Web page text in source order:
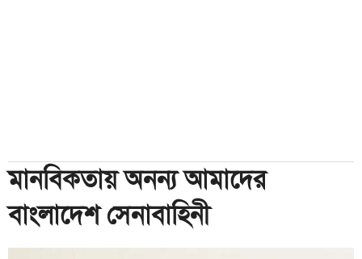
মানবিকতায় অনন্য আমাদের
বাংলাদেশ সেনাবাহিনী